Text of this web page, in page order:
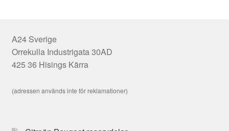
A24 Sverige
Orrekulla Industrigata 30AD
425 36 Hisings Kärra
(adressen används inte för reklamationer)